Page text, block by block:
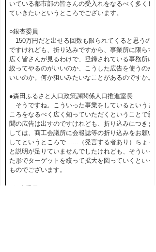
いている都市部の皆さんの受入れをなるべく多くし
ていきたいというところでございます。
○銀杏委員
150万円だと出せる回数も限られてくると思うの
ですけれども、折り込みですから、事業所に限らず
広く皆さんが見るわけで、登録されている事務所に
絞ってやるのがいいのか、こうした広告を使うのが
いいのか。何か狙いみたいなことがあるのですか。
●森田ふるさと人口政策課関係人口推進室長
そうですね。こういった事業をしているというと
ころをなるべく広く知っていただくということで新
聞の広告は出すのですけれども、折り込みにつきま
しては、商工会議所に会報誌等の折り込みをお願い
してというところで……（発言する者あり）ちょっ
と説明が足りていませんでしたけれども、そういっ
た形でターゲットを絞って拡大を図っていくという
ものでございます。